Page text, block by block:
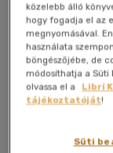
Kívánságlistához
közelebb álló
hogy fogadja el az
megnyomásával.
használata
böngészőjébe, de
módosíthatja a Süti
olvassa el a
Libri
tájékoztatóját!
Süti